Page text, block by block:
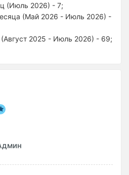
(Июль 2026) - 7;
(Май 2026 - Июль 2026) -
(Август 2025 - Июль 2026) - 69;